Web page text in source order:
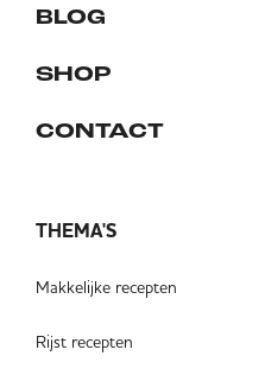
BLOG
SHOP
CONTACT
THEMA'S
Makkelijke recepten
Rijst recepten